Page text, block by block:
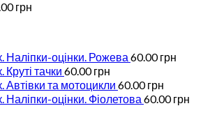
грн
Наліпки-оцінки. Рожева 60.00грн
Круті тачки 60.00грн
Автівки та мотоцикли 60.00грн
Наліпки-оцінки. Фіолетова 60.00грн